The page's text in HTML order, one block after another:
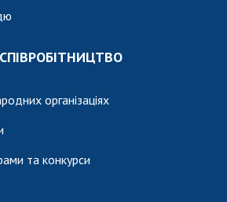
організаціях
та конкурси